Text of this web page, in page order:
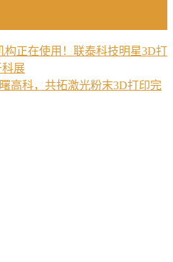
构正在使用！联泰科技明星3D打
展
高科，共拓激光粉末3D打印完